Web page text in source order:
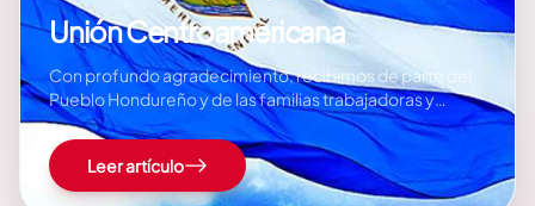
Unión Centroamericana
Con profundo agradecimiento, recibimos de parte del
Pueblo Hondureño y de las familias trabajadoras y
luchadoras de la República de Honduras, así como de su
Presidenta, la querida compañera Xiomara Castro de
Zelaya, las banderas de nuestra Patria Bendita ,
Soberana, Siempre Digna y Libre, adornadas con los
Leer artículo